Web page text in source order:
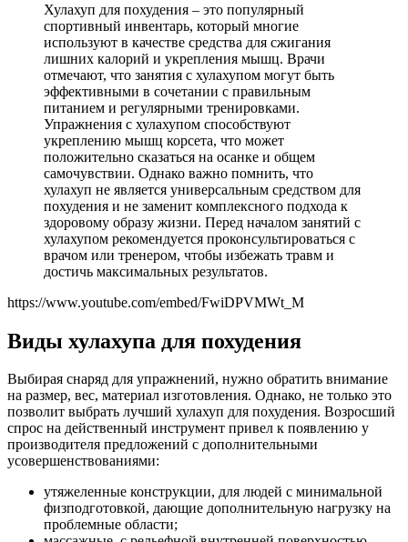
Хулахуп для похудения – это популярный
спортивный инвентарь, который многие
используют в качестве средства для сжигания
лишних калорий и укрепления мышц. Врачи
отмечают, что занятия с хулахупом могут быть
эффективными в сочетании с правильным
питанием и регулярными тренировками.
Упражнения с хулахупом способствуют
укреплению мышц корсета, что может
положительно сказаться на осанке и общем
самочувствии. Однако важно помнить, что
хулахуп не является универсальным средством для
похудения и не заменит комплексного подхода к
здоровому образу жизни. Перед началом занятий с
хулахупом рекомендуется проконсультироваться с
врачом или тренером, чтобы избежать травм и
достичь максимальных результатов.
https://www.youtube.com/embed/FwiDPVMWt_M
Виды хулахупа для похудения
Выбирая снаряд для упражнений, нужно обратить внимание
на размер, вес, материал изготовления. Однако, не только это
позволит выбрать лучший хулахуп для похудения. Возросший
спрос на действенный инструмент привел к появлению у
производителя предложений с дополнительными
усовершенствованиями:
утяжеленные конструкции, для людей с минимальной
физподготовкой, дающие дополнительную нагрузку на
проблемные области;